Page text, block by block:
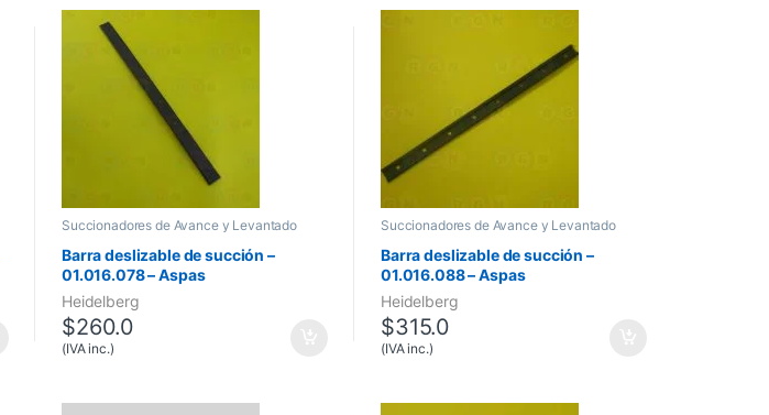
Succionadores de Avance y Levantado
Barra deslizable de succión –
01.016.078 – Aspas
Heidelberg
$260.0
(IVA inc.)
Succionadores de Avance y Levantado
Barra deslizable de succión –
01.016.088 – Aspas
Heidelberg
$315.0
(IVA inc.)